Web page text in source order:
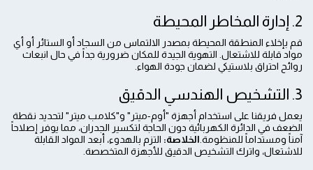
2. إدارة المخاطر المحيطة
قم بإخلاء المنطقة المحيطة بمصدر الالتماس من السجاد أو الستائر أو أي
مواد قابلة للاشتعال. التهوية الجيدة للمكان ضرورية جداً في حال انبعاث
روائح احتراق بلاستيكي لضمان جودة الهواء.
3. التشخيص الهندسي الدقيق
يعمل فريقنا على استخدام أجهزة "أوم-ميتر" و"كلامب ميتر" لتحديد نقطة
الضعف في الدائرة الكهربائية دون الحاجة لتكسير الجدران، مما يوفر إصلاحاً
آمناً ومستداماً للمنظومة. الخلاصة: التزم بالهدوء، أبعد المواد القابلة
للاشتعال، واترك التشخيص الدقيق للأجهزة المتخصصة.